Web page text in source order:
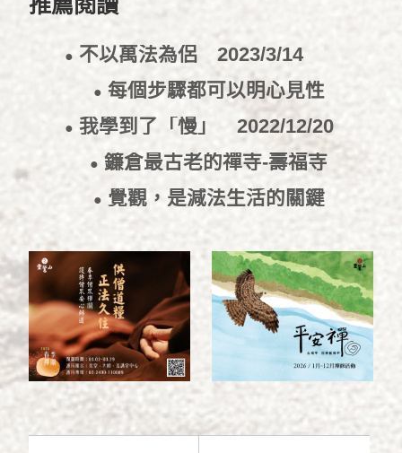
● 不以萬法為侶 2023/3/14
● 每個步驟都可以明心見性
2023/1/10
● 我學到了「慢」 2022/12/20
● 鐮倉最古老的禪寺-壽福寺
2022/12/16
● 覺觀，是減法生活的關鍵